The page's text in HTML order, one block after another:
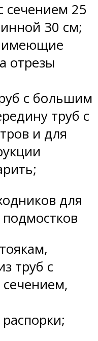
сечением 25
30 см;
имеющие
отрезы
с большим
труб с
и для
для
труб с